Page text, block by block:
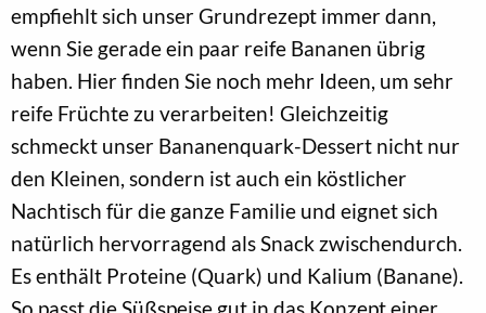
empfiehlt sich unser Grundrezept immer dann,
wenn Sie gerade ein paar reife Bananen übrig
haben. Hier finden Sie noch mehr Ideen, um sehr
reife Früchte zu verarbeiten! Gleichzeitig
schmeckt unser Bananenquark-Dessert nicht nur
den Kleinen, sondern ist auch ein köstlicher
Nachtisch für die ganze Familie und eignet sich
natürlich hervorragend als Snack zwischendurch.
Es enthält Proteine (Quark) und Kalium (Banane).
So passt die Süßspeise gut in das Konzept einer